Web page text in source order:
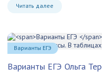
Читать далее
Варианты ЕГЭ Ольга
Варианты ЕГЭ